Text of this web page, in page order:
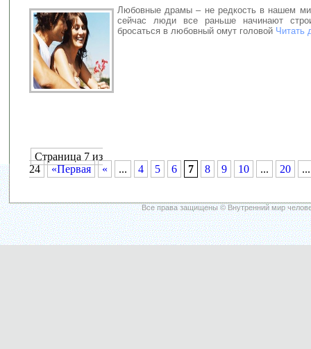
Любовные драмы – не редкость в нашем
сейчас люди все раньше начинают
бросаться в любовный омут головой Читать
Страница 7 из
24
«Первая « ... 4 5 6 7 8 9 10 ... 20 ...
Все права защищены © Внутренний мир